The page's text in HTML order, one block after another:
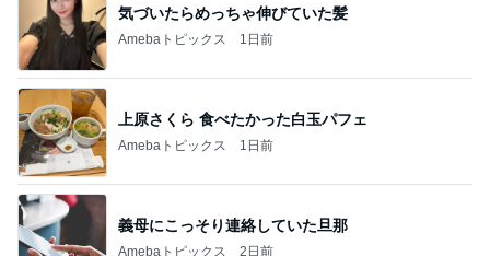
気づいたらめっちゃ伸びていた髪
Amebaトピックス 1日前
上原さくら 食べたかった白玉パフェ
Amebaトピックス 1日前
義母にこっそり連絡していた旦那
Amebaトピックス 2日前